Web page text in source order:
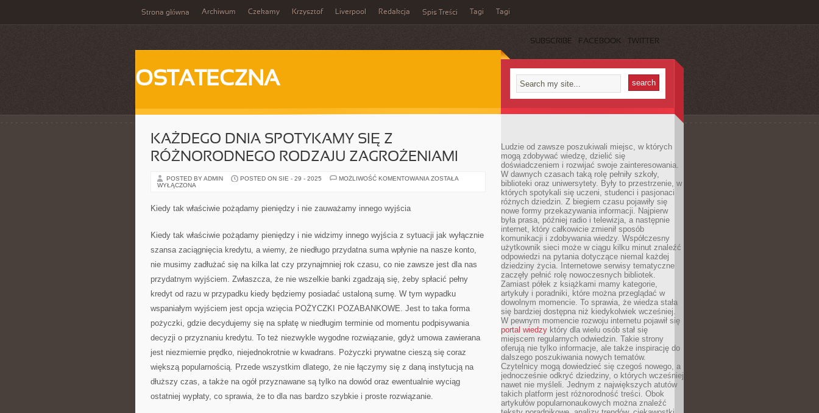
Strona główna Archiwum Czekamy Krzysztof Liverpool Redakcja Spis Treści Tagi Tagi
SUBSCRIBE FACEBOOK TWITTER
OSTATECZNA
KAŻDEGO DNIA SPOTYKAMY SIĘ Z
RÓŻNORODNEGO RODZAJU ZAGROŻENIAMI
POSTED BY ADMIN POSTED ON SIE - 29 - 2025 MOŻLIWOŚĆ KOMENTOWANIA KAŻDEGO
ZOSTAŁA
WYŁĄCZONA
Kiedy tak właściwie pożądamy pieniędzy i nie zauważamy innego wyjścia
Kiedy tak właściwie pożądamy pieniędzy i nie widzimy innego wyjścia z sytuacji jak wyłącznie
szansa zaciągnięcia kredytu, a wiemy, że niedługo przydatna suma wpłynie na nasze konto,
nie musimy zadłużać się na kilka lat czy przynajmniej rok czasu, co nie zawsze jest dla nas
przydatnym wyjściem. Zwłaszcza, że nie wszelkie banki zgadzają się, żeby spłacić pełny
kredyt od razu w przypadku kiedy będziemy posiadać ustaloną sumę. W tym wypadku
wspaniałym wyjściem jest opcja wzięcia POŻYCZKI POZABANKOWE. Jest to taka forma
pożyczki, gdzie decydujemy się na spłatę w niedługim terminie od momentu podpisywania
decyzji o przyznaniu kredytu. To też niezwykle wygodne rozwiązanie, gdyż umowa zawierana
jest niezmiernie prędko, niejednokrotnie w kwadrans. Pożyczki prywatne cieszą się coraz
większą popularnością. Przede wszystkim dlatego, że nie łączymy się z daną instytucją na
dłuższy czas, a także na ogół przyznawane są tylko na dowód oraz ewentualnie wyciąg
ostatniej wypłaty, co sprawia, że to dla nas bardzo szybkie i proste rozwiązanie.
Ludzie od zawsze poszukiwali miejsc, w których
mogą zdobywać wiedzę, dzielić się
doświadczeniem i rozwijać swoje zainteresowania.
W dawnych czasach taką rolę pełniły szkoły,
biblioteki oraz uniwersytety. Były to przestrzenie, w
których spotykali się uczeni, studenci i pasjonaci
różnych dziedzin. Z biegiem czasu pojawiły się
nowe formy przekazywania informacji. Najpierw
była prasa, później radio i telewizja, a następnie
internet, który całkowicie zmienił sposób
komunikacji i zdobywania wiedzy. Współczesny
użytkownik sieci może w ciągu kilku minut znaleźć
odpowiedzi na pytania dotyczące niemal każdej
dziedziny życia. Internetowe serwisy tematyczne
zaczęły pełnić rolę nowoczesnych bibliotek.
Zamiast półek z książkami mamy kategorie,
artykuły i poradniki, które można przeglądać w
dowolnym momencie. To sprawia, że wiedza stała
się bardziej dostępna niż kiedykolwiek wcześniej.
W pewnym momencie rozwoju internetu pojawił się
portal wiedzy który dla wielu osób stał się
miejscem regularnych odwiedzin. Takie strony
oferują nie tylko informacje, ale także inspirację do
dalszego poszukiwania nowych tematów.
Czytelnicy mogą dowiedzieć się czegoś nowego, a
jednocześnie odkryć dziedziny, o których wcześniej
nawet nie myśleli. Jednym z największych atutów
takich platform jest różnorodność treści. Obok
artykułów popularnonaukowych można znaleźć